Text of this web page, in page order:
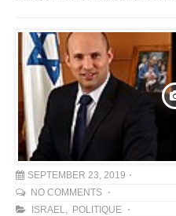
SEPTEMBER 23, 2019
NO COMMENTS
ISRAEL, POLITIQUE